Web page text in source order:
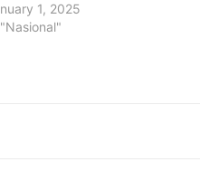
1, 2025